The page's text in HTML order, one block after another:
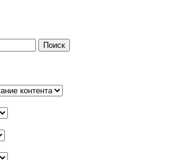
Поиск